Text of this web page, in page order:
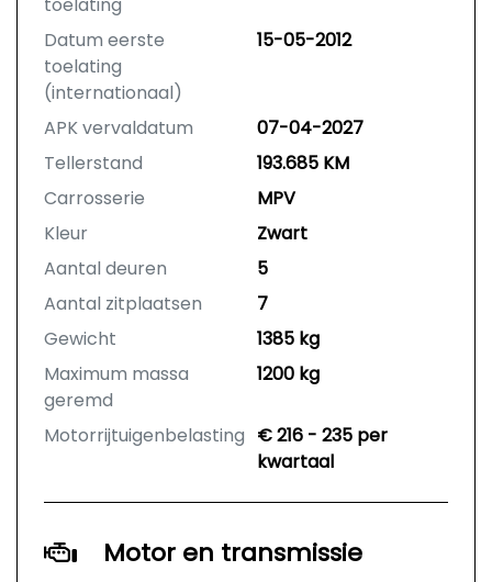
Datum eerste
toelating
(internationaal)
15-05-2012
APK vervaldatum
07-04-2027
Tellerstand
193.685 KM
Carrosserie
MPV
Kleur
Zwart
Aantal deuren
5
Aantal zitplaatsen
7
Gewicht
1385 kg
Maximum massa
geremd
1200 kg
Motorrijtuigenbelasting € 216 - 235 per
kwartaal
Motor en transmissie